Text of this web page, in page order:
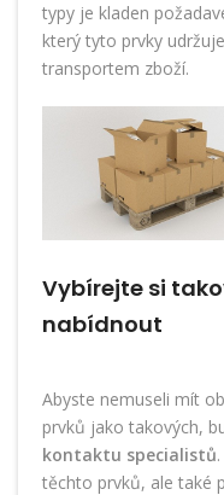
typy je kladen
který tyto prvky
transportem zboží.
Vybírejte si
nabídnout
Abyste nemuseli mít
prvků jako takových,
kontaktu specialistů
těchto prvků, ale také